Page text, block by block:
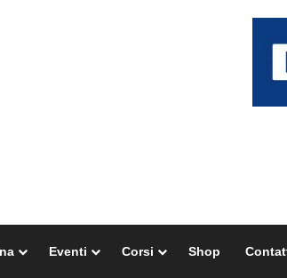
Eventi Corsi Shop